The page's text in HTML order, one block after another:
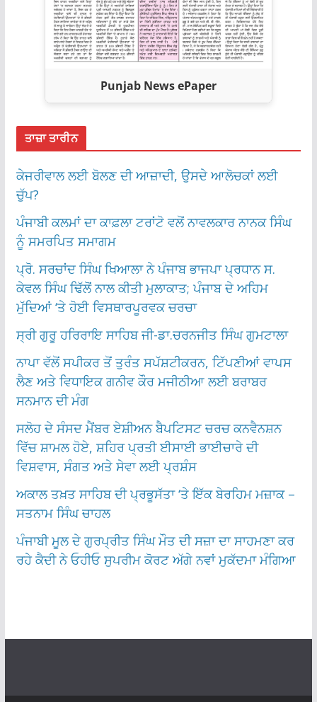
Punjab News ePaper
ਤਾਜ਼ਾ ਤਾਰੀਨ
ਕੇਜਰੀਵਾਲ ਲਈ ਬੋਲਣ ਦੀ ਆਜ਼ਾਦੀ, ਉਸਦੇ ਆਲੋਚਕਾਂ ਲਈ
ਚੁੱਪ?
ਪੰਜਾਬੀ ਕਲਮਾਂ ਦਾ ਕਾਫ਼ਲਾ ਟਰਾਂਟੋ ਵਲੋਂ ਨਾਵਲਕਾਰ ਨਾਨਕ ਸਿੰਘ
ਨੂੰ ਸਮਰਪਿਤ ਸਮਾਗਮ
ਪ੍ਰੋ. ਸਰਚਾਂਦ ਸਿੰਘ ਖਿਆਲਾ ਨੇ ਪੰਜਾਬ ਭਾਜਪਾ ਪ੍ਰਧਾਨ ਸ.
ਕੇਵਲ ਸਿੰਘ ਢਿੱਲੋਂ ਨਾਲ ਕੀਤੀ ਮੁਲਾਕਾਤ; ਪੰਜਾਬ ਦੇ ਅਹਿਮ
ਮੁੱਦਿਆਂ ‘ਤੇ ਹੋਈ ਵਿਸਥਾਰਪੂਰਵਕ ਚਰਚਾ
ਸ੍ਰੀ ਗੁਰੂ ਹਰਿਰਾਇ ਸਾਹਿਬ ਜੀ-ਡਾ.ਚਰਨਜੀਤ ਸਿੰਘ ਗੁਮਟਾਲਾ
ਨਾਪਾ ਵੱਲੋਂ ਸਪੀਕਰ ਤੋਂ ਤੁਰੰਤ ਸਪੱਸ਼ਟੀਕਰਨ, ਟਿੱਪਣੀਆਂ ਵਾਪਸ
ਲੈਣ ਅਤੇ ਵਿਧਾਇਕ ਗਨੀਵ ਕੌਰ ਮਜੀਠੀਆ ਲਈ ਬਰਾਬਰ
ਸਨਮਾਨ ਦੀ ਮੰਗ
ਸਲੋਹ ਦੇ ਸੰਸਦ ਮੈਂਬਰ ਏਸ਼ੀਅਨ ਬੈਪਟਿਸਟ ਚਰਚ ਕਨਵੈਨਸ਼ਨ
ਵਿੱਚ ਸ਼ਾਮਲ ਹੋਏ, ਸ਼ਹਿਰ ਪ੍ਰਤੀ ਈਸਾਈ ਭਾਈਚਾਰੇ ਦੀ
ਵਿਸ਼ਵਾਸ, ਸੰਗਤ ਅਤੇ ਸੇਵਾ ਲਈ ਪ੍ਰਸ਼ੰਸ
ਅਕਾਲ ਤਖ਼ਤ ਸਾਹਿਬ ਦੀ ਪ੍ਰਭੂਸੱਤਾ ‘ਤੇ ਇੱਕ ਬੇਰਹਿਮ ਮਜ਼ਾਕ –
ਸਤਨਾਮ ਸਿੰਘ ਚਾਹਲ
ਪੰਜਾਬੀ ਮੂਲ ਦੇ ਗੁਰਪ੍ਰੀਤ ਸਿੰਘ ਮੌਤ ਦੀ ਸਜ਼ਾ ਦਾ ਸਾਹਮਣਾ ਕਰ
ਰਹੇ ਕੈਦੀ ਨੇ ਓਹੀਓ ਸੁਪਰੀਮ ਕੋਰਟ ਅੱਗੇ ਨਵਾਂ ਮੁਕੱਦਮਾ ਮੰਗਿਆ